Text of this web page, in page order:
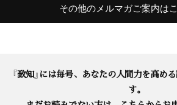
その他のメルマガご案内は
『致知』には毎号、あなたの人間力を高め
す。